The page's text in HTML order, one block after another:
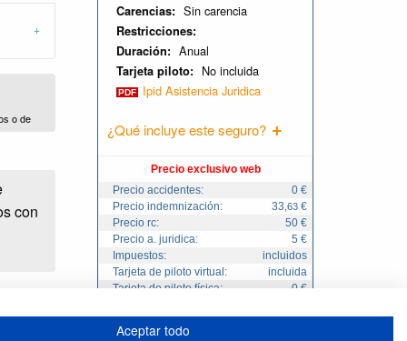
o de
con
Carencias: Sin carencia
Restricciones:
Duración: Anual
Tarjeta piloto:
No incluida
Ipid Asistencia Juridica
¿Qué incluye este seguro?
Precio exclusivo web
Precio accidentes:
0 €
Precio indemnización:
33 ,63 €
Precio rc:
50 €
Precio a. juridica:
5 €
Impuestos:
incluidos
Tarjeta de piloto virtual:
incluida
Tarjeta de piloto física:
0 €
Total:230 €
Aceptar todo